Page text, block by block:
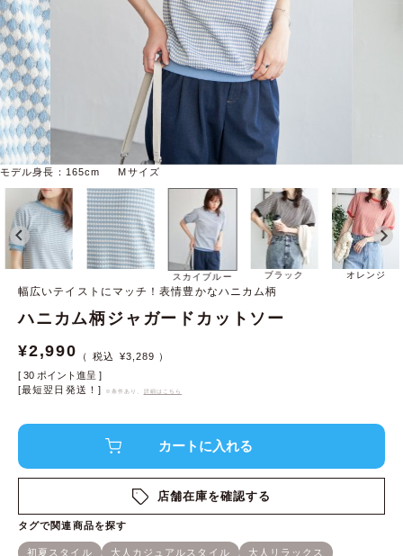
モデル身長：165cm Mサイズ
スカイブルー ブラック オレンジ
幅広いテイストにマッチ！表情豊かなハニカム柄
ハニカム柄ジャガードカットソー
¥2,990 ¥3,289
[ 30 ポイント進呈 ]
[最短翌日発送！]
※条件あり、 詳細はこちら
店舗在庫を確認する